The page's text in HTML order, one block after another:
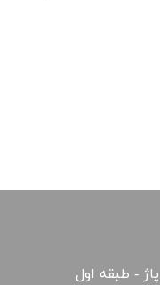
- طبقه اول